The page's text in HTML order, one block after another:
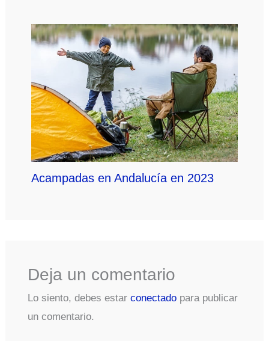
Acampadas en Andalucía en 2023
Deja un comentario
Lo siento, debes estar conectadopara publicar
un comentario.